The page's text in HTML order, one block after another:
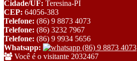
Cidade/UF: Teresina-PI
CEP: 64056-383
Telefone: (86) 9 8873 4073
Telefone: (86) 3232 7967
Telefone: (86) 9 9934 5656
Whatsapp:
(86) 9 8873 4073
Você é o visitante 2032467